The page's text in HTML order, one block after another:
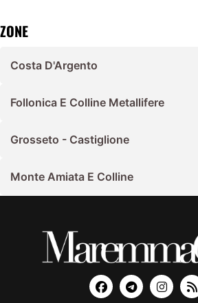
ZONE
Costa D'Argento
Follonica E Colline Metallifere
Grosseto - Castiglione
Monte Amiata E Colline